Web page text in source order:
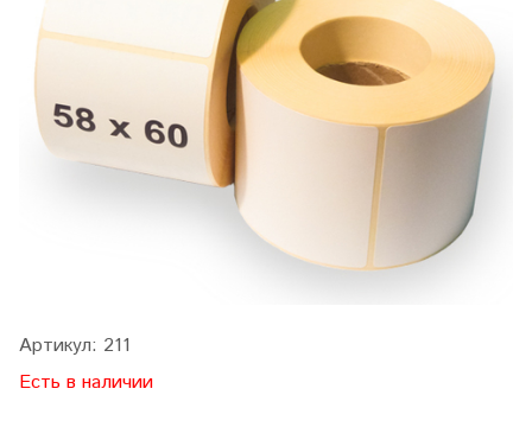
Артикул: 211
Есть в наличии